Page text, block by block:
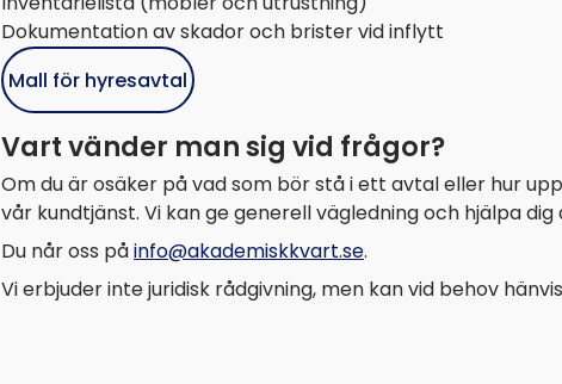
Dokumentation av skador och brister vid inflytt
Mall för hyresavtal
Vart vänder man sig vid frågor?
Om du är osäker på vad som bör stå i ett avtal eller hur
vår kundtjänst. Vi kan ge generell vägledning och hjälpa
Du når oss påinfo@akademiskkvart.se.
Vi erbjuder inte juridisk rådgivning, men kan vid behov